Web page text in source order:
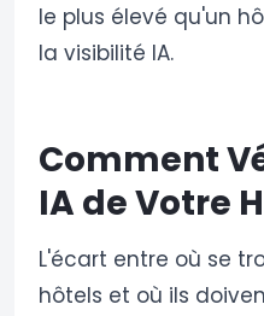
le plus élevé qu'un
la visibilité IA.
Comment
IA de Votre
L'écart entre où se
hôtels et où ils